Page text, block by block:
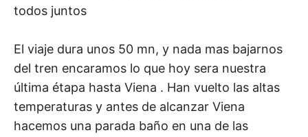
todos juntos
El viaje dura unos 50 mn, y nada mas bajarnos
del tren encaramos lo que hoy sera nuestra
última étapa hasta Viena . Han vuelto las altas
temperaturas y antes de alcanzar Viena
hacemos una parada baño en una de las